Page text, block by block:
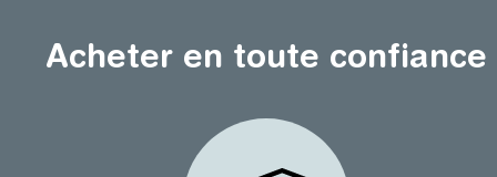
Acheter en toute confiance